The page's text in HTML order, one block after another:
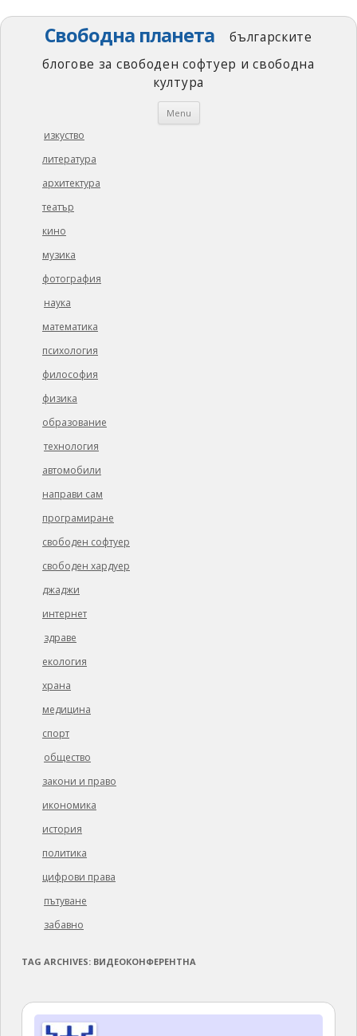
Свободна планета
българските
блогове за свободен софтуер и свободна
култура
Menu Skip
изкуство
литература
архитектура
театър
кино
музика
фотография
наука
математика
психология
философия
физика
образование
технология
автомобили
направи сам
програмиране
свободен софтуер
свободен хардуер
джаджи
интернет
здраве
екология
храна
медицина
спорт
общество
закони и право
икономика
история
политика
цифрови права
пътуване
забавно
TAG ARCHIVES: ВИДЕОКОНФЕРЕНТНА